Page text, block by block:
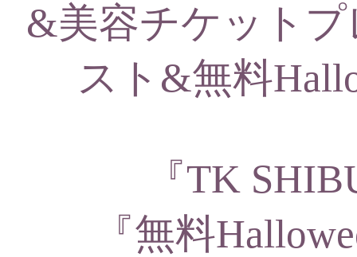
&美容チケット
スト&無料
『TK
『無料